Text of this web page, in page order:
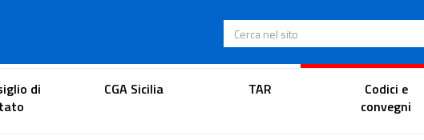
Cerca nel sito
Portale dell'avvocato Portale
di
CGA Sicilia TAR
Codici e
convegni